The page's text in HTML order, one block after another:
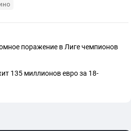
поражение в Лиге чемпионов
135 миллионов евро за 18-